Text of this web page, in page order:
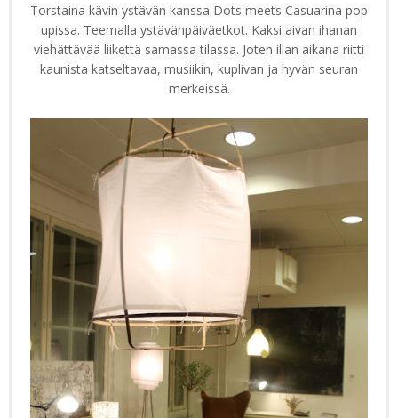
Torstaina kävin ystävän kanssa Dots meets Casuarina pop
upissa. Teemalla ystävänpäiväetkot. Kaksi aivan ihanan
viehättävää liikettä samassa tilassa. Joten illan aikana riitti
kaunista katseltavaa, musiikin, kuplivan ja hyvän seuran
merkeissä.